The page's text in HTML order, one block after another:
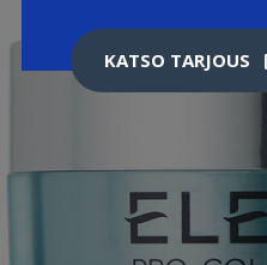
KATSO TARJOUS